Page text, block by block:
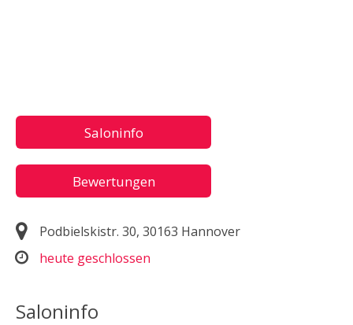
Saloninfo
Bewertungen
Podbielskistr. 30, 30163 Hannover
heute geschlossen
Saloninfo